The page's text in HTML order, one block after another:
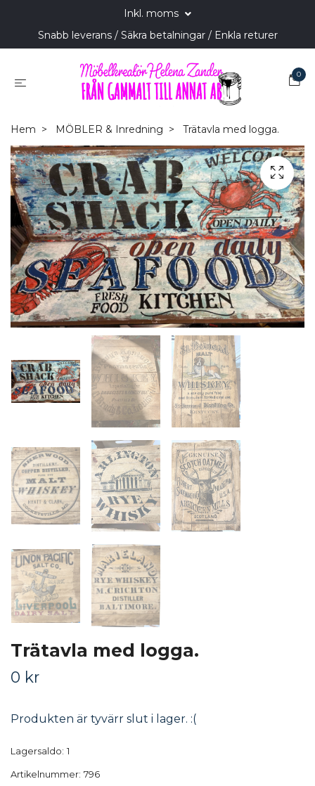
Inkl. moms
Snabb leverans / Säkra betalningar / Enkla returer
0
Hem MÖBLER & Inredning Trätavla med logga.
Trätavla med logga.
0 kr
Produkten är tyvärr slut i lager. :(
Lagersaldo: 1
Artikelnummer: 796